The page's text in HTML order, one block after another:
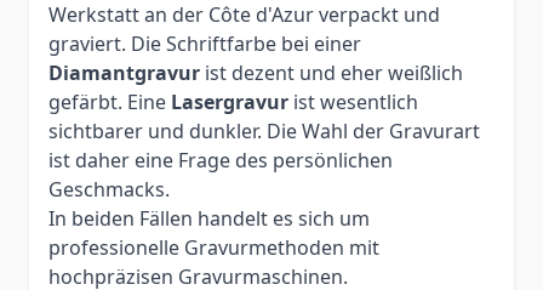
Werkstatt an der Côte d'Azur verpackt und
graviert. Die Schriftfarbe bei einer
Diamantgravur ist dezent und eher weißlich
gefärbt. Eine Lasergravur ist wesentlich
sichtbarer und dunkler. Die Wahl der Gravurart
ist daher eine Frage des persönlichen
Geschmacks.
In beiden Fällen handelt es sich um
professionelle Gravurmethoden mit
hochpräzisen Gravurmaschinen.